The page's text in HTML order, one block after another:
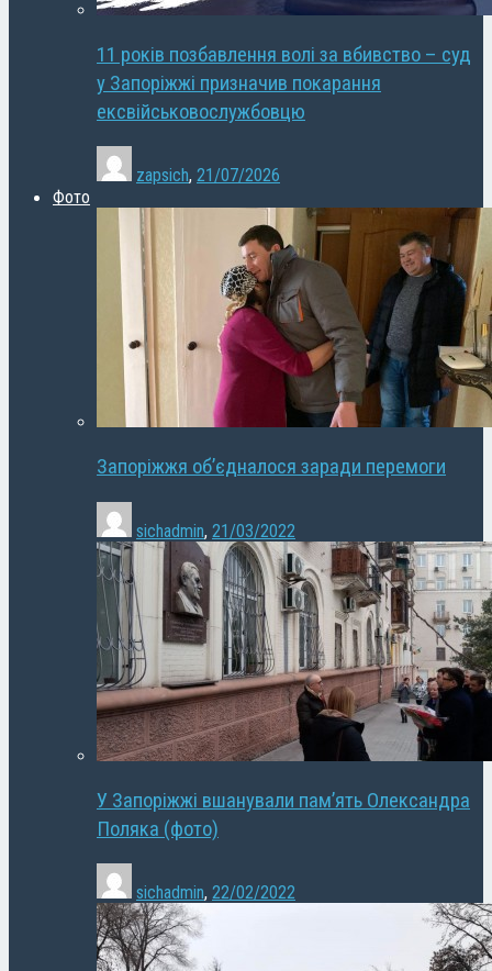
11 років позбавлення волі за вбивство – суд
у Запоріжжі призначив покарання
ексвійськовослужбовцю
zapsich, 21/07/2026
Фото
Запоріжжя об’єдналося заради перемоги
sichadmin, 21/03/2022
У Запоріжжі вшанували пам’ять Олександра
Поляка (фото)
sichadmin, 22/02/2022